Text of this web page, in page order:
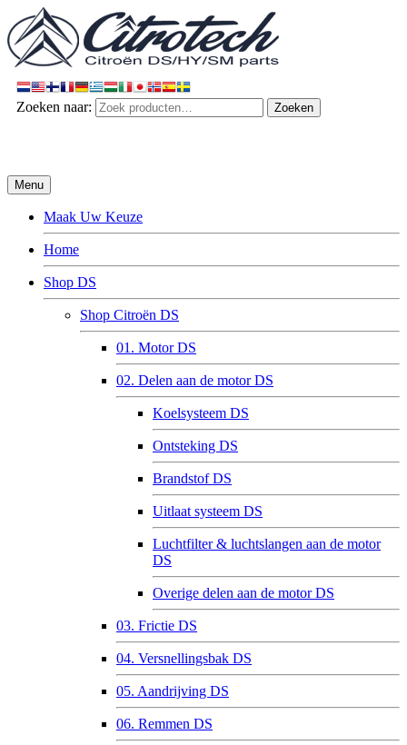
Zoeken naar: Zoeken
Menu
Maak Uw Keuze
Home
Shop DS
Shop Citroën DS
01. Motor DS
02. Delen aan de motor DS
Koelsysteem DS
Ontsteking DS
Brandstof DS
Uitlaat systeem DS
Luchtfilter & luchtslangen aan de motor
DS
Overige delen aan de motor DS
03. Frictie DS
04. Versnellingsbak DS
05. Aandrijving DS
06. Remmen DS